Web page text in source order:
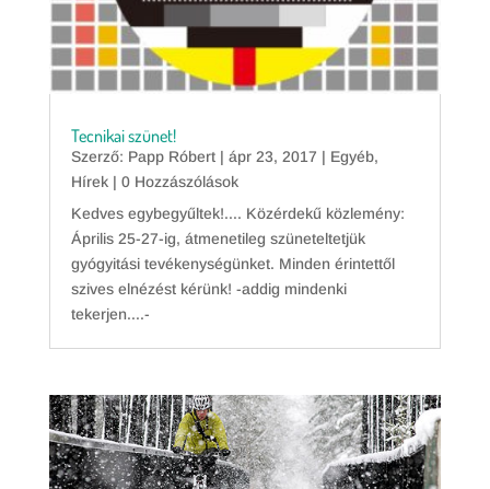
Tecnikai szünet!
Szerző: Papp Róbert| ápr 23, 2017 | Egyéb,
Hírek| 0 Hozzászólások
Kedves egybegyűltek!.... Közérdekű közlemény:
Április 25-27-ig, átmenetileg szüneteltetjük
gyógyitási tevékenységünket. Minden érintettől
szives elnézést kérünk! -addig mindenki
tekerjen....-